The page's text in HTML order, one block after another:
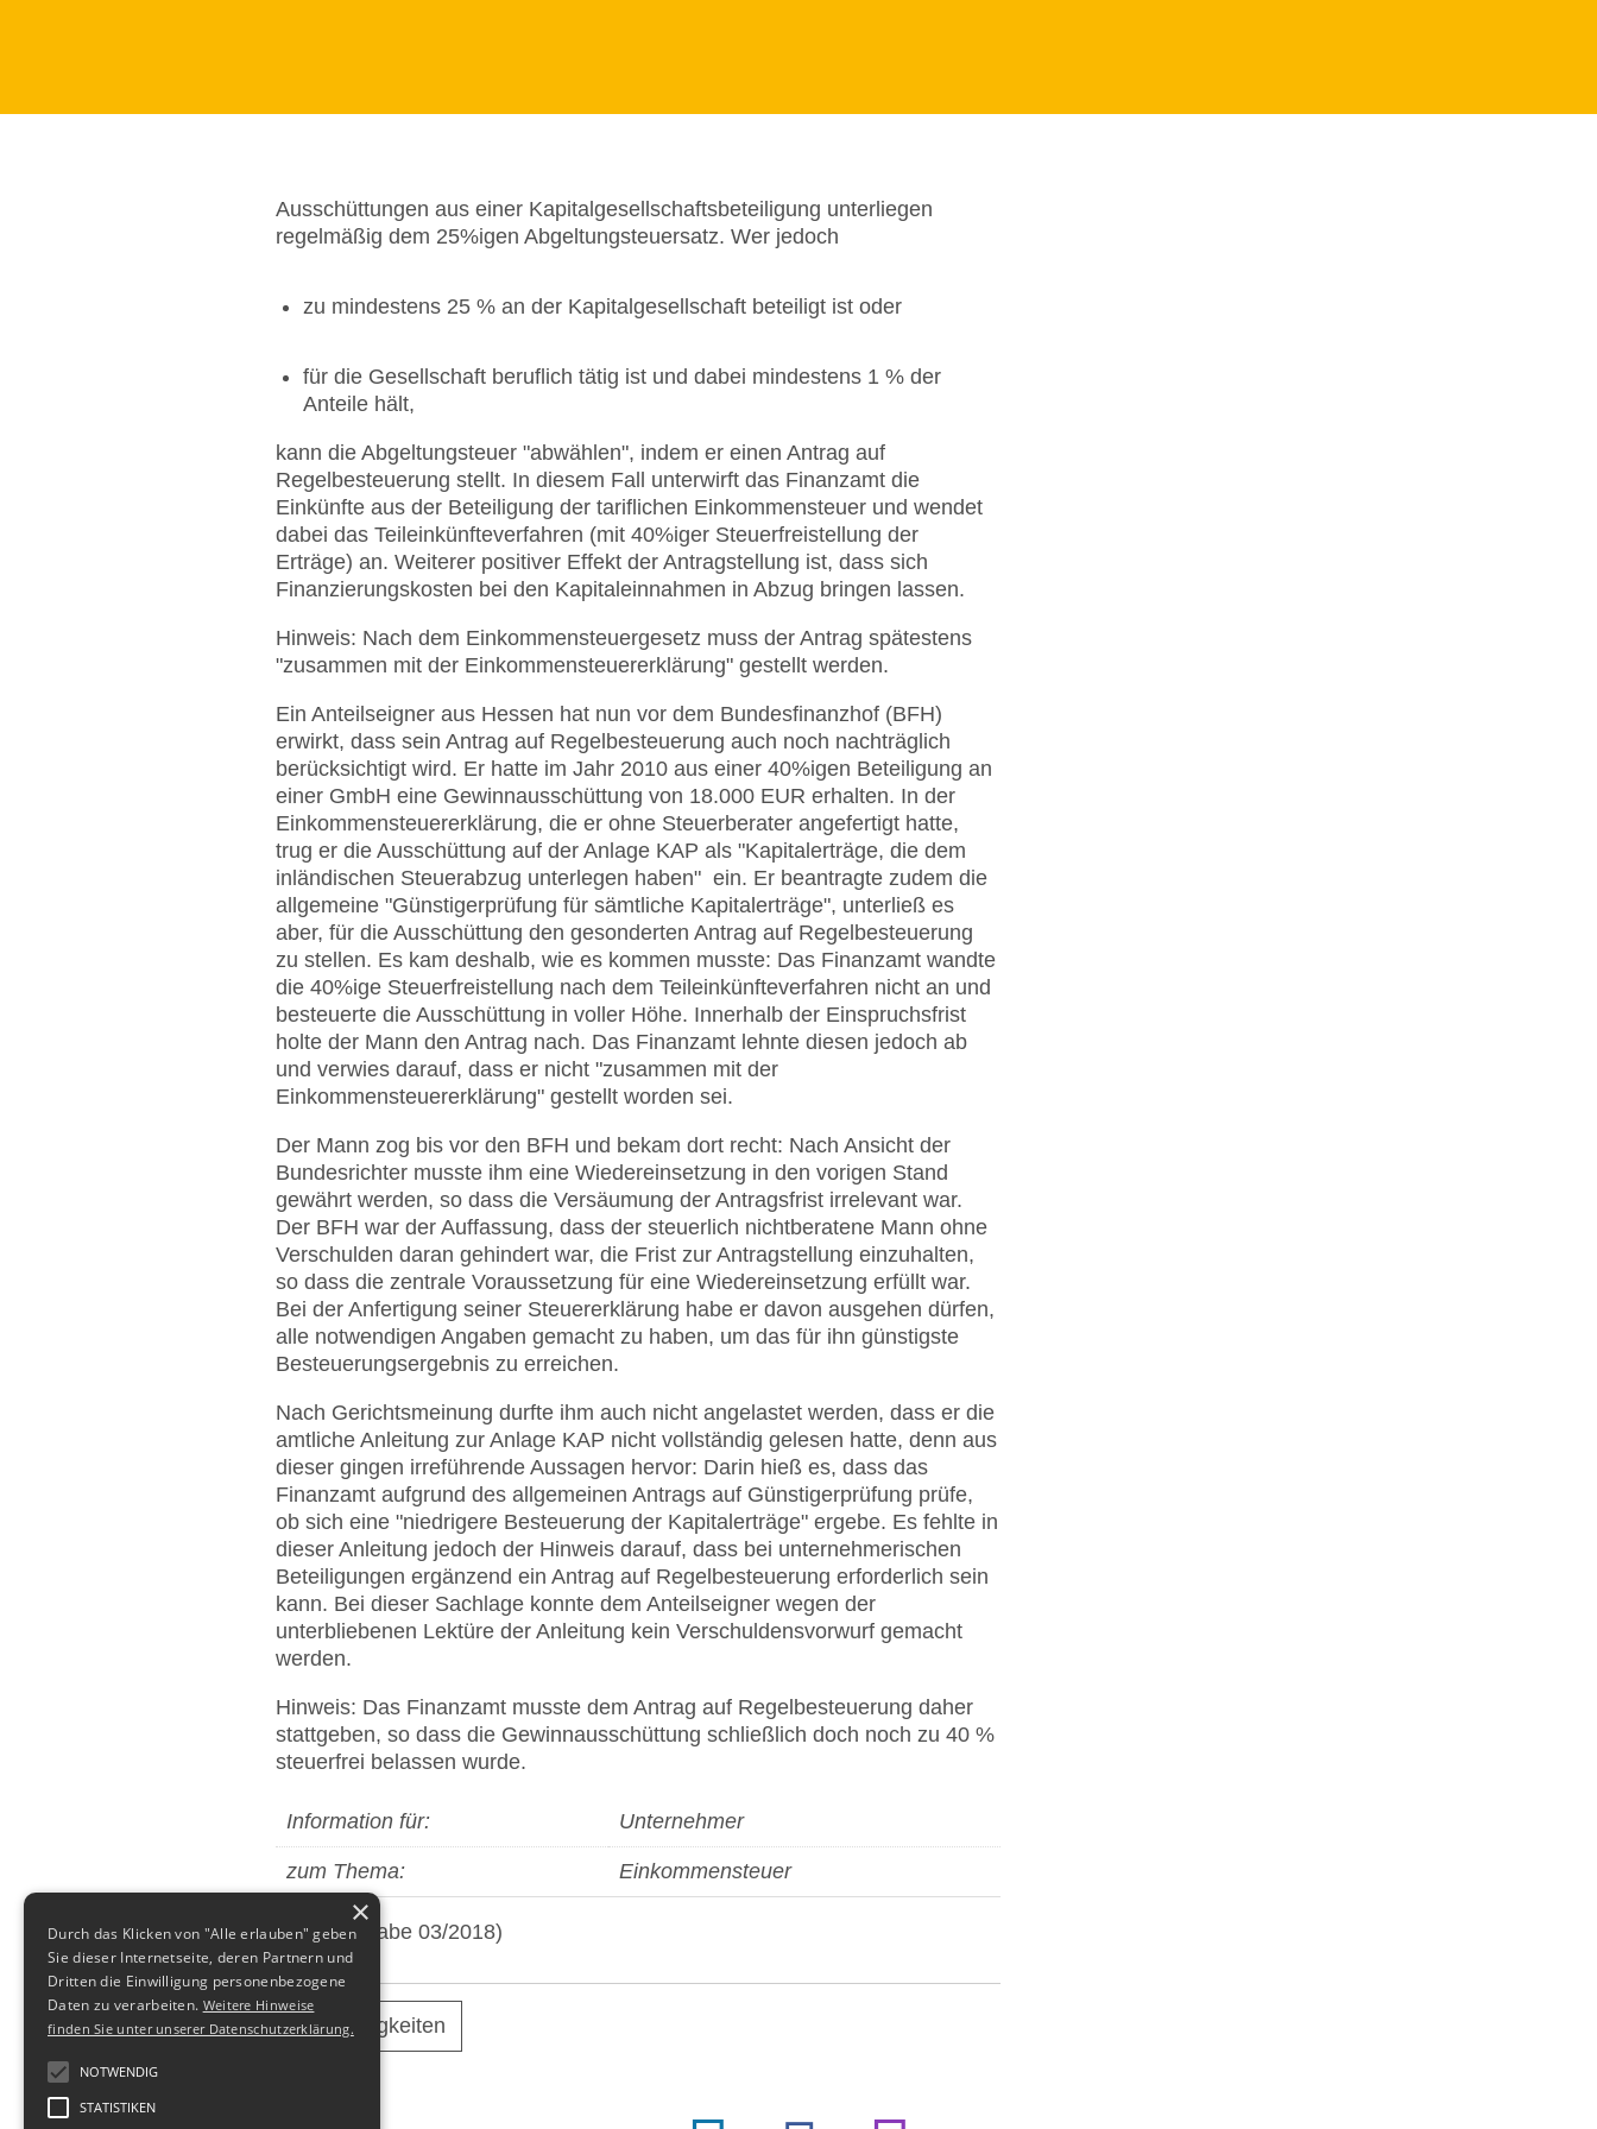
Ausschüttungen aus einer Kapitalgesellschaftsbeteiligung unterliegen
regelmäßig dem 25%igen Abgeltungsteuersatz. Wer jedoch
zu mindestens 25 % an der Kapitalgesellschaft beteiligt ist oder
für die Gesellschaft beruflich tätig ist und dabei mindestens 1 % der
Anteile hält,
kann die Abgeltungsteuer "abwählen", indem er einen Antrag auf
Regelbesteuerung stellt. In diesem Fall unterwirft das Finanzamt die
Einkünfte aus der Beteiligung der tariflichen Einkommensteuer und wendet
dabei das Teileinkünfteverfahren (mit 40%iger Steuerfreistellung der
Erträge) an. Weiterer positiver Effekt der Antragstellung ist, dass sich
Finanzierungskosten bei den Kapitaleinnahmen in Abzug bringen lassen.
Hinweis: Nach dem Einkommensteuergesetz muss der Antrag spätestens
"zusammen mit der Einkommensteuererklärung" gestellt werden.
Ein Anteilseigner aus Hessen hat nun vor dem Bundesfinanzhof (BFH)
erwirkt, dass sein Antrag auf Regelbesteuerung auch noch nachträglich
berücksichtigt wird. Er hatte im Jahr 2010 aus einer 40%igen Beteiligung an
einer GmbH eine Gewinnausschüttung von 18.000 EUR erhalten. In der
Einkommensteuererklärung, die er ohne Steuerberater angefertigt hatte,
trug er die Ausschüttung auf der Anlage KAP als "Kapitalerträge, die dem
inländischen Steuerabzug unterlegen haben" ein. Er beantragte zudem die
allgemeine "Günstigerprüfung für sämtliche Kapitalerträge", unterließ es
aber, für die Ausschüttung den gesonderten Antrag auf Regelbesteuerung
zu stellen. Es kam deshalb, wie es kommen musste: Das Finanzamt wandte
die 40%ige Steuerfreistellung nach dem Teileinkünfteverfahren nicht an und
besteuerte die Ausschüttung in voller Höhe. Innerhalb der Einspruchsfrist
holte der Mann den Antrag nach. Das Finanzamt lehnte diesen jedoch ab
und verwies darauf, dass er nicht "zusammen mit der
Einkommensteuererklärung" gestellt worden sei.
Der Mann zog bis vor den BFH und bekam dort recht: Nach Ansicht der
Bundesrichter musste ihm eine Wiedereinsetzung in den vorigen Stand
gewährt werden, so dass die Versäumung der Antragsfrist irrelevant war.
Der BFH war der Auffassung, dass der steuerlich nichtberatene Mann ohne
Verschulden daran gehindert war, die Frist zur Antragstellung einzuhalten,
so dass die zentrale Voraussetzung für eine Wiedereinsetzung erfüllt war.
Bei der Anfertigung seiner Steuererklärung habe er davon ausgehen dürfen,
alle notwendigen Angaben gemacht zu haben, um das für ihn günstigste
Besteuerungsergebnis zu erreichen.
Nach Gerichtsmeinung durfte ihm auch nicht angelastet werden, dass er die
amtliche Anleitung zur Anlage KAP nicht vollständig gelesen hatte, denn aus
dieser gingen irreführende Aussagen hervor: Darin hieß es, dass das
Finanzamt aufgrund des allgemeinen Antrags auf Günstigerprüfung prüfe,
ob sich eine "niedrigere Besteuerung der Kapitalerträge" ergebe. Es fehlte in
dieser Anleitung jedoch der Hinweis darauf, dass bei unternehmerischen
Beteiligungen ergänzend ein Antrag auf Regelbesteuerung erforderlich sein
kann. Bei dieser Sachlage konnte dem Anteilseigner wegen der
unterbliebenen Lektüre der Anleitung kein Verschuldensvorwurf gemacht
werden.
Hinweis: Das Finanzamt musste dem Antrag auf Regelbesteuerung daher
stattgeben, so dass die Gewinnausschüttung schließlich doch noch zu 40 %
steuerfrei belassen wurde.
Information für: Unternehmer
zum Thema: Einkommensteuer
(aus: Ausgabe 03/2018)
alle Neuigkeiten
×
Durch das Klicken von "Alle erlauben" geben
Sie dieser Internetseite, deren Partnern und
Dritten die Einwilligung personenbezogene
Daten zu verarbeiten. Weitere Hinweise
finden Sie unter unserer Datenschutzerklärung.
NOTWENDIG
STATISTIKEN